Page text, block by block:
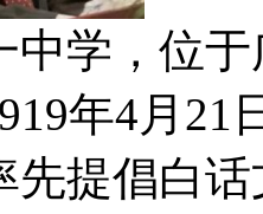
中学，位
年4月21
先提倡白